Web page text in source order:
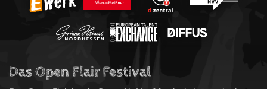
Das Open Flair Festival